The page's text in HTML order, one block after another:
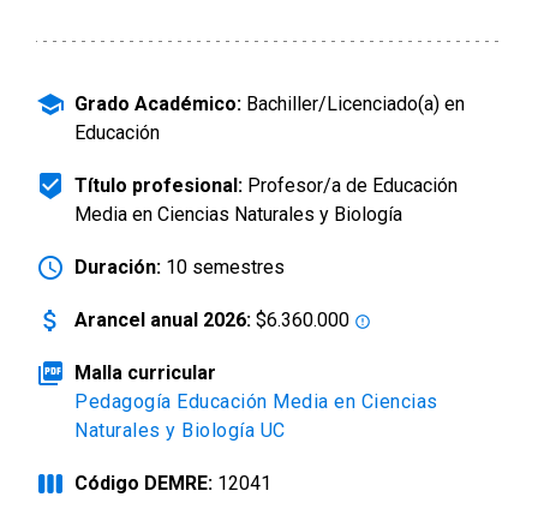
school Grado Académico: Bachiller/Licenciado(a) en
Educación
beenhere Título profesional: Profesor/a de Educación
Media en Ciencias Naturales y Biología
schedule Duración: 10 semestres
attach_money Arancel anual 2026: $6.360.000 error_outline
picture_as_pdf Malla curricular
Pedagogía Educación Media en Ciencias
Naturales y Biología UC
view_week Código DEMRE: 12041